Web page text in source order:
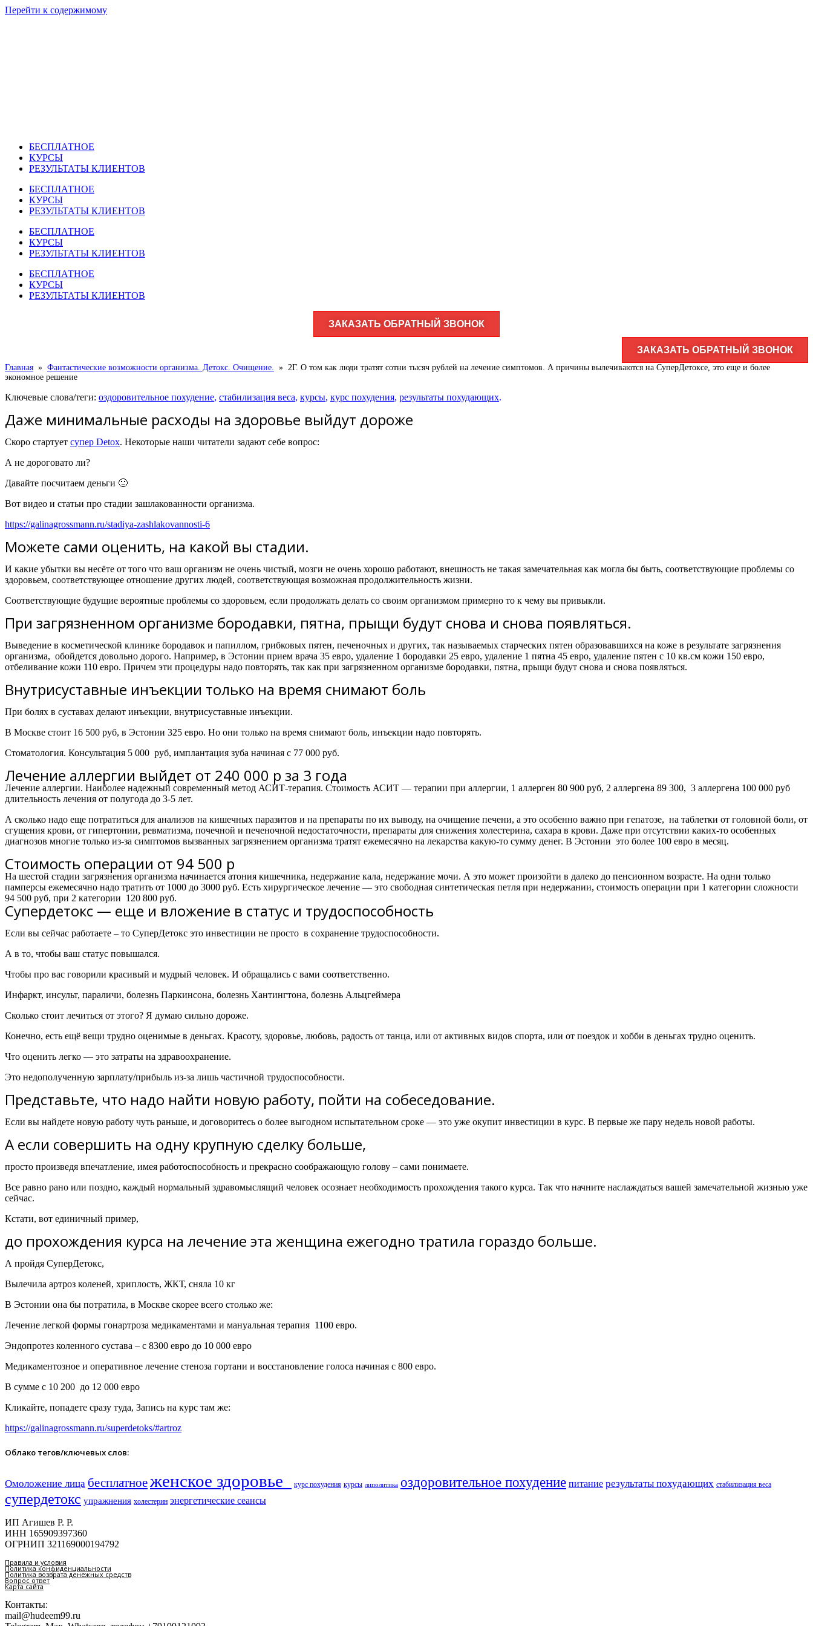
Перейти к содержимому
БЕСПЛАТНОЕ
КУРСЫ
РЕЗУЛЬТАТЫ КЛИЕНТОВ
БЕСПЛАТНОЕ
КУРСЫ
РЕЗУЛЬТАТЫ КЛИЕНТОВ
БЕСПЛАТНОЕ
КУРСЫ
РЕЗУЛЬТАТЫ КЛИЕНТОВ
БЕСПЛАТНОЕ
КУРСЫ
РЕЗУЛЬТАТЫ КЛИЕНТОВ
ЗАКАЗАТЬ ОБРАТНЫЙ ЗВОНОК
ЗАКАЗАТЬ ОБРАТНЫЙ ЗВОНОК
Главная » Фантастические возможности организма. Детокс. Очищение. » 2Г. О том как люди тратят сотни тысяч рублей на лечение симптомов. А причины вылечиваются на СуперДетоксе, это еще и более
экономное решение
Ключевые слова/теги: оздоровительное похудение, стабилизация веса, курсы, курс похудения, результаты похудающих.
Даже минимальные расходы на здоровье выйдут дороже
Скоро стартует супер Detox. Некоторые наши читатели задают себе вопрос:
А не дороговато ли?
Давайте посчитаем деньги 🙂
Вот видео и статьи про стадии зашлакованности организма.
https://galinagrossmann.ru/stadiya-zashlakovannosti-6
Можете сами оценить, на какой вы стадии.
И какие убытки вы несёте от того что ваш организм не очень чистый, мозги не очень хорошо работают, внешность не такая замечательная как могла бы быть, соответствующие проблемы со
здоровьем, соответствующее отношение других людей, соответствующая возможная продолжительность жизни.
Соответствующие будущие вероятные проблемы со здоровьем, если продолжать делать со своим организмом примерно то к чему вы привыкли.
При загрязненном организме бородавки, пятна, прыщи будут снова и снова появляться.
Выведение в косметической клинике бородавок и папиллом, грибковых пятен, печеночных и других, так называемых старческих пятен образовавшихся на коже в результате загрязнения
организма, обойдется довольно дорого. Например, в Эстонии прием врача 35 евро, удаление 1 бородавки 25 евро, удаление 1 пятна 45 евро, удаление пятен с 10 кв.см кожи 150 евро,
отбеливание кожи 110 евро. Причем эти процедуры надо повторять, так как при загрязненном организме бородавки, пятна, прыщи будут снова и снова появляться.
Внутрисуставные инъекции только на время снимают боль
При болях в суставах делают инъекции, внутрисуставные инъекции.
В Москве стоит 16 500 руб, в Эстонии 325 евро. Но они только на время снимают боль, инъекции надо повторять.
Стоматология. Консультация 5 000 руб, имплантация зуба начиная с 77 000 руб.
Лечение аллергии выйдет от 240 000 р за 3 года
Лечение аллергии. Наиболее надежный современный метод АСИТ-терапия. Стоимость АСИТ — терапии при аллергии, 1 аллерген 80 900 руб, 2 аллергена 89 300, 3 аллергена 100 000 руб
длительность лечения от полугода до 3-5 лет.
А сколько надо еще потратиться для анализов на кишечных паразитов и на препараты по их выводу, на очищение печени, а это особенно важно при гепатозе, на таблетки от головной боли, от
сгущения крови, от гипертонии, ревматизма, почечной и печеночной недостаточности, препараты для снижения холестерина, сахара в крови. Даже при отсутствии каких-то особенных
диагнозов многие только из-за симптомов вызванных загрязнением организма тратят ежемесячно на лекарства какую-то сумму денег. В Эстонии это более 100 евро в месяц.
Стоимость операции от 94 500 р
На шестой стадии загрязнения организма начинается атония кишечника, недержание кала, недержание мочи. А это может произойти в далеко до пенсионном возрасте. На одни только
памперсы ежемесячно надо тратить от 1000 до 3000 руб. Есть хирургическое лечение — это свободная синтетическая петля при недержании, стоимость операции при 1 категории сложности
94 500 руб, при 2 категории 120 800 руб.
Супердетокс — еще и вложение в статус и трудоспособность
Если вы сейчас работаете – то СуперДетокс это инвестиции не просто в сохранение трудоспособности.
А в то, чтобы ваш статус повышался.
Чтобы про вас говорили красивый и мудрый человек. И обращались с вами соответственно.
Инфаркт, инсульт, параличи, болезнь Паркинсона, болезнь Хантингтона, болезнь Альцгеймера
Сколько стоит лечиться от этого? Я думаю сильно дороже.
Конечно, есть ещё вещи трудно оценимые в деньгах. Красоту, здоровье, любовь, радость от танца, или от активных видов спорта, или от поездок и хобби в деньгах трудно оценить.
Что оценить легко — это затраты на здравоохранение.
Это недополученную зарплату/прибыль из-за лишь частичной трудоспособности.
Представьте, что надо найти новую работу, пойти на собеседование.
Если вы найдете новую работу чуть раньше, и договоритесь о более выгодном испытательном сроке — это уже окупит инвестиции в курс. В первые же пару недель новой работы.
А если совершить на одну крупную сделку больше,
просто произведя впечатление, имея работоспособность и прекрасно соображающую голову – сами понимаете.
Все равно рано или поздно, каждый нормальный здравомыслящий человек осознает необходимость прохождения такого курса. Так что начните наслаждаться вашей замечательной жизнью уже
сейчас.
Кстати, вот единичный пример,
до прохождения курса на лечение эта женщина ежегодно тратила гораздо больше.
А пройдя СуперДетокс,
Вылечила артроз коленей, хриплость, ЖКТ, сняла 10 кг
В Эстонии она бы потратила, в Москве скорее всего столько же:
Лечение легкой формы гонартроза медикаментами и мануальная терапия 1100 евро.
Эндопротез коленного сустава – с 8300 евро до 10 000 евро
Медикаментозное и оперативное лечение стеноза гортани и восстановление голоса начиная с 800 евро.
В сумме с 10 200 до 12 000 евро
Кликайте, попадете сразу туда, Запись на курс там же:
https://galinagrossmann.ru/superdetoks/#artroz
Облако тегов/ключевых слов:
Омоложение лица бесплатноеженское здоровье​ курс похудения курсы липолитика оздоровительное похудение питание результаты похудающих стабилизация веса
супердетокс упражнения холестерин энергетические сеансы
ИП Агишев Р. Р.
ИНН 165909397360
ОГРНИП 321169000194792
Правила и условия
Политика конфиденциальности
Политика возврата денежных средств
Вопрос ответ
Карта сайта
Контакты:
mail@hudeem99.ru